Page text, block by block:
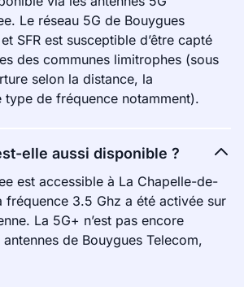
Le réseau 5G de Bouygues
SFR est susceptible d’être capté
des communes limitrophes (sous
selon la distance, la
de fréquence notamment).
elle aussi disponible ?
est accessible à La Chapelle-de-
fréquence 3.5 Ghz a été activée sur
La 5G+ n’est pas encore
de Bouygues Telecom,